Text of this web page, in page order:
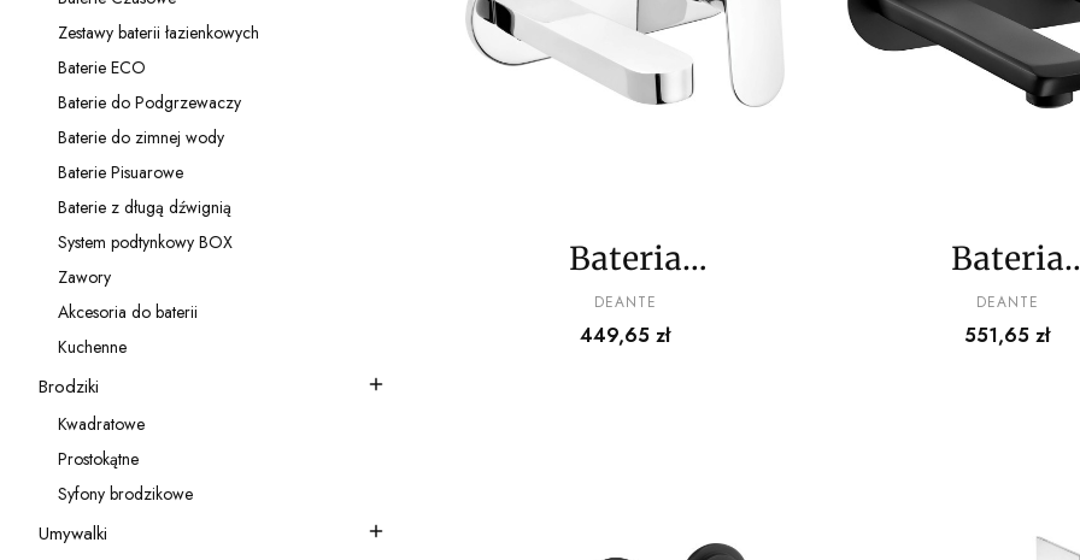
Kategoria - Baterie Czasowe
Kategoria - Zestawy baterii łazienkowych
Zestawy baterii łazienkowych
Kategoria - Baterie ECO
Baterie ECO
Kategoria - Baterie do Podgrzewaczy
Baterie do Podgrzewaczy
Kategoria - Baterie do zimnej wody
Baterie do zimnej wody
Kategoria - Baterie Pisuarowe
Baterie Pisuarowe
Kategoria - Baterie z długą dźwignią
Baterie z długą dźwignią
Kategoria - System podtynkowy BOX
System podtynkowy BOX
Kategoria - Zawory
Zawory
Kategoria - Akcesoria do baterii
Akcesoria do baterii
Kategoria - Kuchenne
Kuchenne
Kategoria - Brodziki
Brodziki
Kategoria - Kwadratowe
Kwadratowe
Kategoria - Prostokątne
Prostokątne
Kategoria - Syfony brodzikowe
Syfony brodzikowe
Kategoria - Umywalki
Umywalki
Bateria
umywalkowa
podtynkowa
PRODUCENT
DEANTE
Cena
449,65 zł
Bateria
PRODUCENT
DEANTE
Cena
551,65 zł